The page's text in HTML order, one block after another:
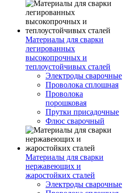
Материалы для сварки
легированных
высокопрочных и
теплоустойчивых сталей
Электроды сварочные
Проволока сплошная
Проволока
порошковая
Прутки присадочные
Флюс сварочный
Материалы для сварки
нержавеющих и
жаростойких сталей
Электроды сварочные